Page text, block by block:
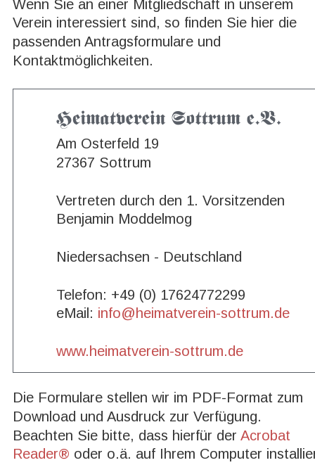
Wenn Sie an einer Mitgliedschaft in unserem
Verein interessiert sind, so finden Sie hier die
passenden Antragsformulare und
Kontaktmöglichkeiten.
Die Formulare stellen wir im PDF-Format zum
Download und Ausdruck zur Verfügung.
Beachten Sie bitte, dass hierfür der Acrobat
Reader® oder o.ä. auf Ihrem Computer
Am Osterfeld 19
27367 Sottrum
Vertreten durch den 1. Vorsitzenden
Benjamin Moddelmog
Niedersachsen - Deutschland
Telefon: +49 (0) 17624772299
eMail: info@heimatverein-sottrum.de
www.heimatverein-sottrum.de